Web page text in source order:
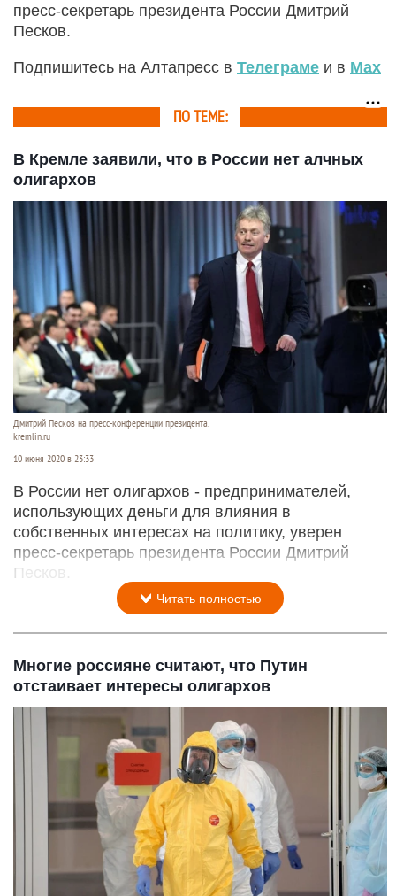
пресс-секретарь президента России Дмитрий
Песков.
Подпишитесь на Алтапресс в Телеграме и в Max
ПО ТЕМЕ:
В Кремле заявили, что в России нет алчных
олигархов
Дмитрий Песков на пресс-конференции президента.
kremlin.ru
10 июня 2020 в 23:33
В России нет олигархов - предпринимателей,
использующих деньги для влияния в
собственных интересах на политику, уверен
пресс-секретарь президента России Дмитрий
Песков.
Читать полностью
Многие россияне считают, что Путин
отстаивает интересы олигархов